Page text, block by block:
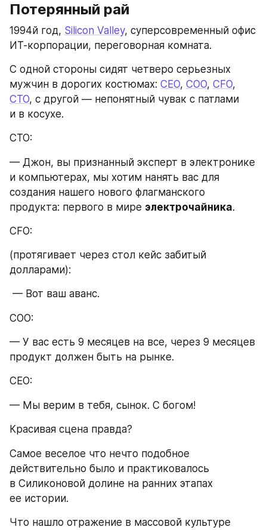
Потерянный рай
1994й год, Silicon Valley, суперсовременный офис
ИТ-корпорации, переговорная комната.
С одной стороны сидят четверо серьезных
мужчин в дорогих костюмах: CEO, COO, CFO
CTO, с другой — непонятный чувак с патлами
и в косухе.
CTO:
— Джон, вы признанный эксперт в электронике
и компьютерах, мы хотим нанять вас для
создания нашего нового флагманского
продукта: первого в мире электрочайника.
CFO:
(протягивает через стол кейс забитый
долларами):
— Вот ваш аванс.
СOO:
— У вас есть 9 месяцев на все, через 9 месяцев
продукт должен быть на рынке.
СEO:
— Мы верим в тебя, сынок. С богом!
Красивая сцена правда?
Самое веселое что нечто подобное
действительно было и практиковалось
в Силиконовой долине на ранних этапах
ее истории.
Что нашло отражение в массовой культуре